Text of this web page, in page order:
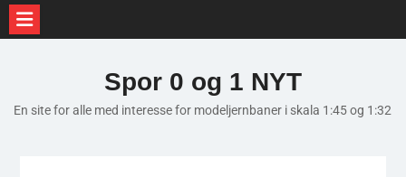
Spor 0 og 1 NYT
En site for alle med interesse for modeljernbaner i skala 1:45 og 1:32